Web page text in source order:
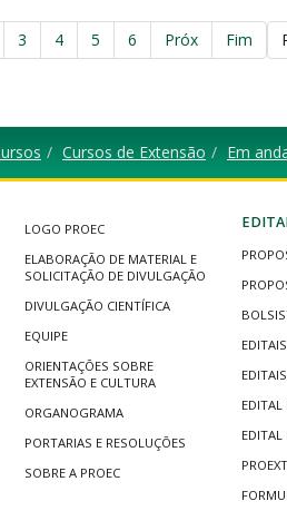
3 4 5 6 Próx Fim
Cursos de Extensão Em
LOGO PROEC
ELABORAÇÃO DE MATERIAL E
SOLICITAÇÃO DE DIVULGAÇÃO
DIVULGAÇÃO CIENTÍFICA
EQUIPE
ORIENTAÇÕES SOBRE
EXTENSÃO E CULTURA
ORGANOGRAMA
PORTARIAS E RESOLUÇÕES
SOBRE A PROEC
EDITAL
EDITAL
PROEXT